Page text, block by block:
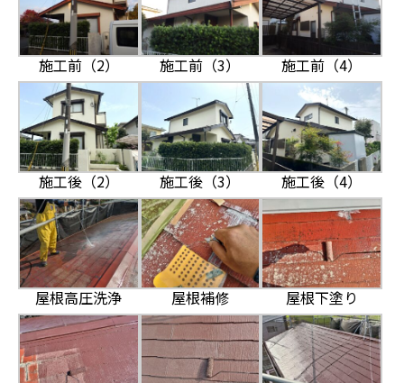
施工前（2） 施工前（3） 施工前（4）
施工後（2） 施工後（3） 施工後（4）
屋根高圧洗浄 屋根補修 屋根下塗り